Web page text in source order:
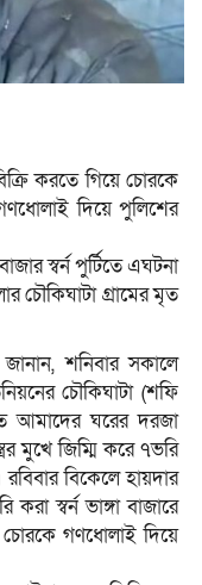
করতে গিয়ে চোরকে
দিয়ে পুলিশের
স্বর্ন পুর্টিতে এঘটনা
চৌকিঘাটা গ্রামের মৃত
জানান, শনিবার সকালে
চৌকিঘাটা (শফি
আমাদের ঘরের দরজা
মুখে জিম্মি করে ৭ভরি
বিকেলে হায়দার
স্বর্ন ভাঙ্গা বাজারে
গণধোলাই দিয়ে